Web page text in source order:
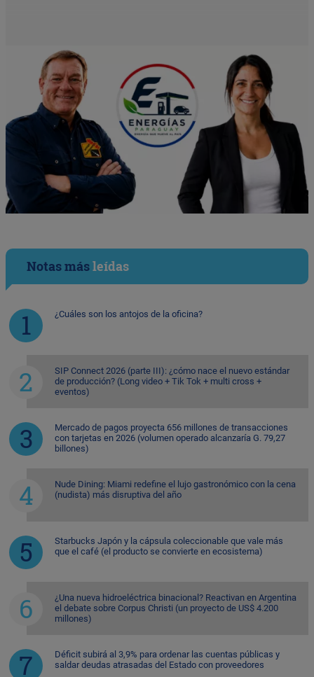
Notas másleídas
¿Cuáles son los antojos de la oficina?
SIP Connect 2026 (parte III): ¿cómo nace el nuevo estándar
de producción? (Long video + Tik Tok + multi cross +
eventos)
Mercado de pagos proyecta 656 millones de transacciones
con tarjetas en 2026 (volumen operado alcanzaría G. 79,27
billones)
Nude Dining: Miami redefine el lujo gastronómico con la cena
(nudista) más disruptiva del año
Starbucks Japón y la cápsula coleccionable que vale más
que el café (el producto se convierte en ecosistema)
¿Una nueva hidroeléctrica binacional? Reactivan en Argentina
el debate sobre Corpus Christi (un proyecto de US$ 4.200
millones)
Déficit subirá al 3,9% para ordenar las cuentas públicas y
saldar deudas atrasadas del Estado con proveedores